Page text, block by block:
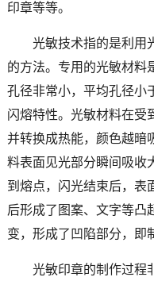
印章等等。
光敏技术指的是利用光
的方法。专用的光敏材料
孔径非常小，平均孔径小
闪熔特性。光敏材料在受
并转换成热能，颜色越暗
料表面见光部分瞬间吸收
到熔点，闪光结束后，表
后形成了图案、文字等凸
变，形成了凹陷部分，即
光敏印章的制作过程非